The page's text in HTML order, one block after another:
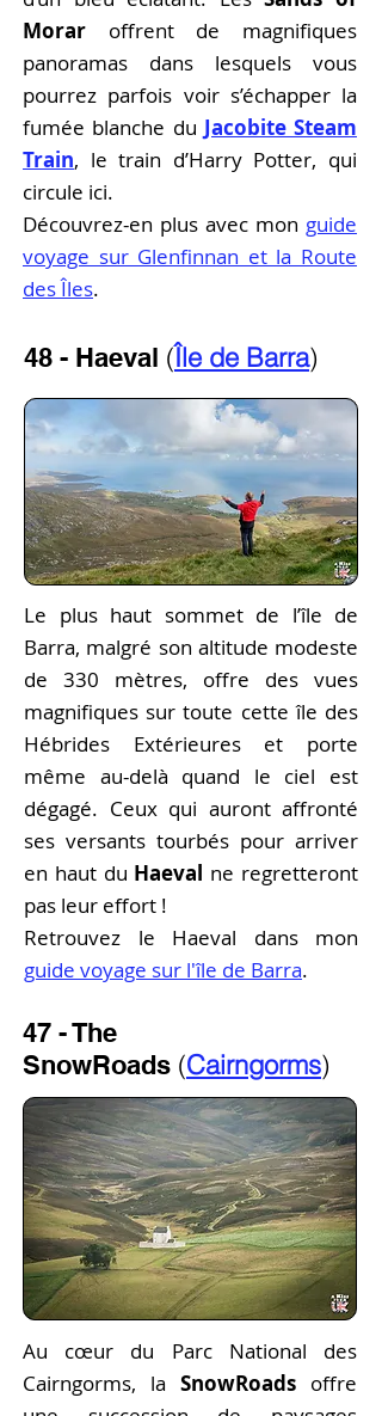
Morar offrent de magnifiques
panoramas dans lesquels vous
pourrez parfois voir s’échapper la
fumée blanche du Jacobite Steam
Train, le train d’Harry Potter, qui
circule ici.
Découvrez-en plus avec mon guide
voyage sur Glenfinnan et la Route
des Îles.
48 - Haeval (Île de Barra)
Le plus haut sommet de l’île de
Barra, malgré son altitude modeste
de 330 mètres, offre des vues
magnifiques sur toute cette île des
Hébrides Extérieures et porte
même au-delà quand le ciel est
dégagé. Ceux qui auront affronté
ses versants tourbés pour arriver
en haut du Haeval ne regretteront
pas leur effort !
Retrouvez le Haeval dans mon
guide voyage sur l'île de Barra.
47 - The
SnowRoads (Cairngorms)
Au cœur du Parc National des
Cairngorms, la SnowRoads offre